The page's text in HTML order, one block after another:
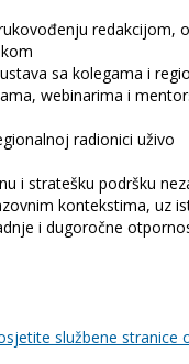
redakcijom,
sa kolegama i
webinarima i
radionici uživo
i stratešku podršku
kontekstima, uz
i dugoročne
službene stranice